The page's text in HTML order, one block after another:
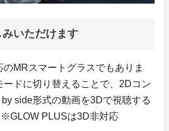
いただけます
のMRスマートグラスでもありま
ドに切り替えることで、2Dコン
side形式の動画を3Dで視聴する
PLUSは3D非対応